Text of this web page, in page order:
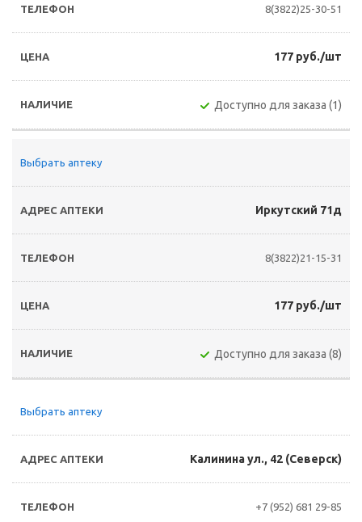
8(3822)25-30-51
177 руб./шт
Доступно для заказа (1)
Выбрать аптеку
Иркутский 71д
8(3822)21-15-31
177 руб./шт
Доступно для заказа (8)
Выбрать аптеку
Калинина ул., 42 (Северск)
+7 (952) 681 29-85